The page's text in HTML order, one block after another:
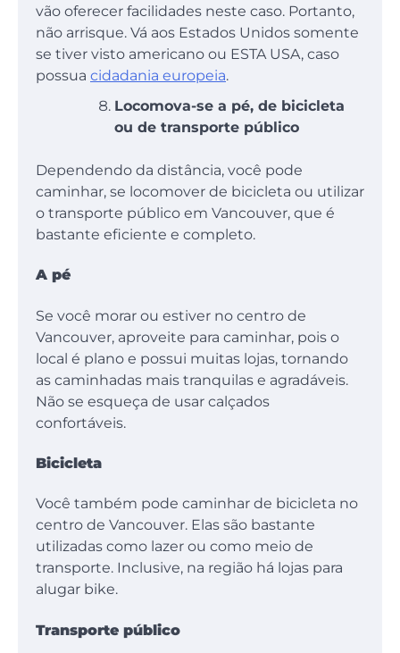
vão oferecer facilidades neste caso. Portanto,
não arrisque. Vá aos Estados Unidos somente
se tiver visto americano ou ESTA USA, caso
possua cidadania europeia.
Locomova-se a pé, de bicicleta
ou de transporte público
Dependendo da distância, você pode
caminhar, se locomover de bicicleta ou utilizar
o transporte público em Vancouver, que é
bastante eficiente e completo.
A pé
Se você morar ou estiver no centro de
Vancouver, aproveite para caminhar, pois o
local é plano e possui muitas lojas, tornando
as caminhadas mais tranquilas e agradáveis.
Não se esqueça de usar calçados
confortáveis.
Bicicleta
Você também pode caminhar de bicicleta no
centro de Vancouver. Elas são bastante
utilizadas como lazer ou como meio de
transporte. Inclusive, na região há lojas para
alugar bike.
Transporte público